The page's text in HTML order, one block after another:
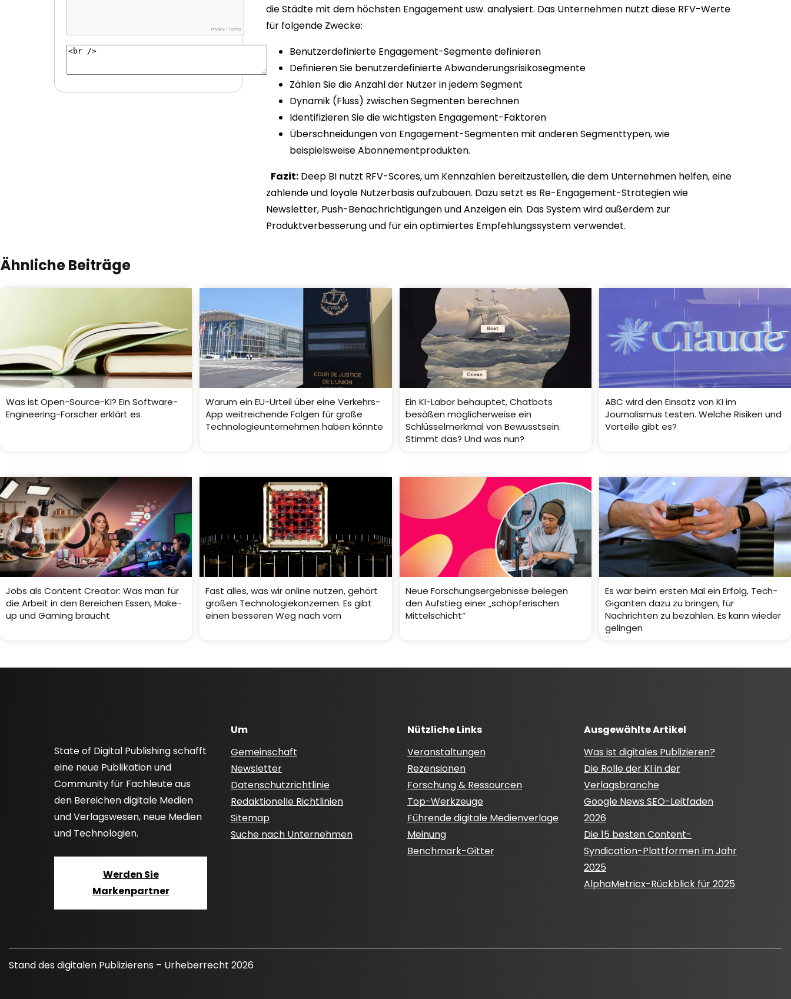
die Städte mit dem höchsten Engagement usw. analysiert. Das Unternehmen nutzt diese RFV-Werte
für folgende Zwecke:
Benutzerdefinierte Engagement-Segmente definieren
Definieren Sie benutzerdefinierte Abwanderungsrisikosegmente
Zählen Sie die Anzahl der Nutzer in jedem Segment
Dynamik (Fluss) zwischen Segmenten berechnen
Identifizieren Sie die wichtigsten Engagement-Faktoren
Überschneidungen von Engagement-Segmenten mit anderen Segmenttypen, wie
beispielsweise Abonnementprodukten.
Fazit: Deep BI nutzt RFV-Scores, um Kennzahlen bereitzustellen, die dem Unternehmen helfen, eine
zahlende und loyale Nutzerbasis aufzubauen. Dazu setzt es Re-Engagement-Strategien wie
Newsletter, Push-Benachrichtigungen und Anzeigen ein. Das System wird außerdem zur
Produktverbesserung und für ein optimiertes Empfehlungssystem verwendet.
Ähnliche Beiträge
Was ist Open-Source-KI? Ein Software-
Engineering-Forscher erklärt es
Warum ein EU-Urteil über eine Verkehrs-
App weitreichende Folgen für große
Technologieunternehmen haben könnte
Ein KI-Labor behauptet, Chatbots
besäßen möglicherweise ein
Schlüsselmerkmal von Bewusstsein.
Stimmt das? Und was nun?
ABC wird den Einsatz von KI im
Journalismus testen. Welche Risiken und
Vorteile gibt es?
Jobs als Content Creator: Was man für
die Arbeit in den Bereichen Essen, Make-
up und Gaming braucht
Fast alles, was wir online nutzen, gehört
großen Technologiekonzernen. Es gibt
einen besseren Weg nach vorn
Neue Forschungsergebnisse belegen
den Aufstieg einer „schöpferischen
Mittelschicht“
Es war beim ersten Mal ein Erfolg, Tech-
Giganten dazu zu bringen, für
Nachrichten zu bezahlen. Es kann wieder
gelingen
State of Digital Publishing schafft
eine neue Publikation und
Community für Fachleute aus
den Bereichen digitale Medien
und Verlagswesen, neue Medien
und Technologien.
Werden Sie
Markenpartner
Um
Gemeinschaft
Newsletter
Datenschutzrichtlinie
Redaktionelle Richtlinien
Sitemap
Suche nach Unternehmen
Nützliche Links
Veranstaltungen
Rezensionen
Forschung & Ressourcen
Top-Werkzeuge
Führende digitale Medienverlage
Meinung
Benchmark-Gitter
Ausgewählte Artikel
Was ist digitales Publizieren?
Die Rolle der KI in der
Verlagsbranche
Google News SEO-Leitfaden
2026
Die 15 besten Content-
Syndication-Plattformen im Jahr
2025
AlphaMetricx-Rückblick für 2025
Stand des digitalen Publizierens – Urheberrecht 2026